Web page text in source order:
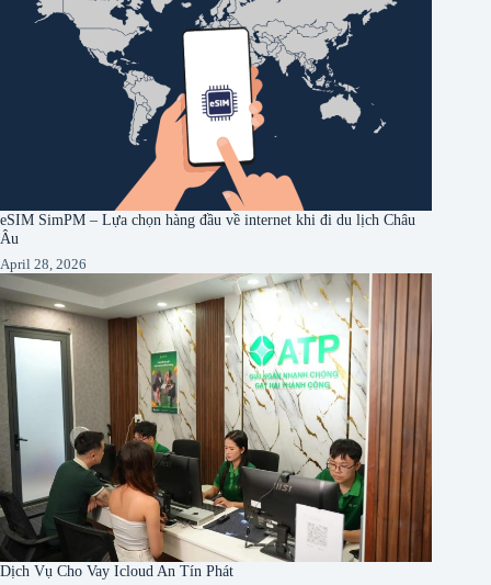
eSIM SimPM – Lựa chọn hàng đầu về internet khi đi du lịch Châu
Âu
April 28, 2026
Dịch Vụ Cho Vay Icloud An Tín Phát